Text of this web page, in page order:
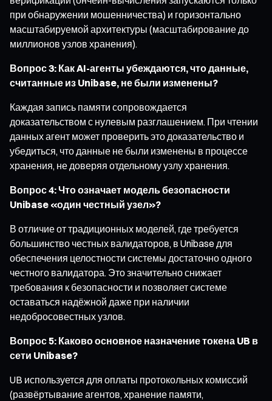
при обнаружении мошенничества) и горизонтально
масштабируемой архитектуры (масштабирование до
миллионов узлов хранения).
Вопрос 3: Как AI-агенты убеждаются, что данные,
считанные из Unibase, не были изменены?
Каждая запись памяти сопровождается
доказательством с нулевым разглашением. При чтении
данных агент может проверить это доказательство и
убедиться, что данные не были изменены в процессе
хранения, не доверяя отдельному узлу хранения.
Вопрос 4: Что означает модель безопасности
Unibase «один честный узел»?
В отличие от традиционных моделей, где требуется
большинство честных валидаторов, в Unibase для
обеспечения целостности системы достаточно одного
честного валидатора. Это значительно снижает
требования к безопасности и позволяет системе
оставаться надёжной даже при наличии
недобросовестных узлов.
Вопрос 5: Каково основное назначение токена UB в
сети Unibase?
UB используется для оплаты протокольных комиссий
(развёртывание агентов, хранение памяти,